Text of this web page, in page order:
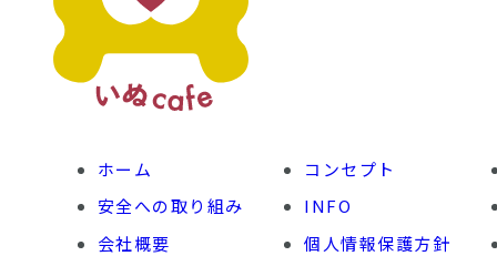
ホーム
コンセプト
安全への取り組み
INFO
会社概要
個人情報保護方針